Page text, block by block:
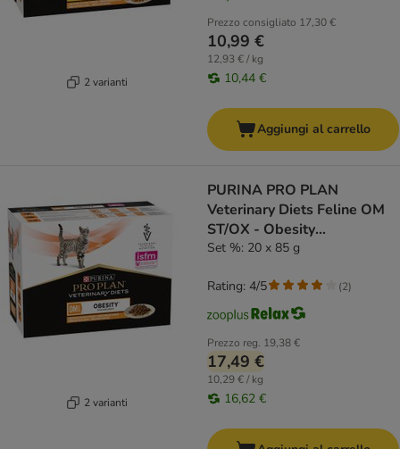
2 varianti
Prezzo consigliato 17,30 €
10,99 €
12,93 € / kg
10,44 €
Aggiungi al carrello
2 varianti
PURINA PRO PLAN
Veterinary Diets Feline OM
ST/OX - Obesity
Management Pollo
Set %: 20 x 85 g
Prezzo reg. 19,38 €
17,49 €
10,29 € / kg
16,62 €
Rating: 4/5 (2)